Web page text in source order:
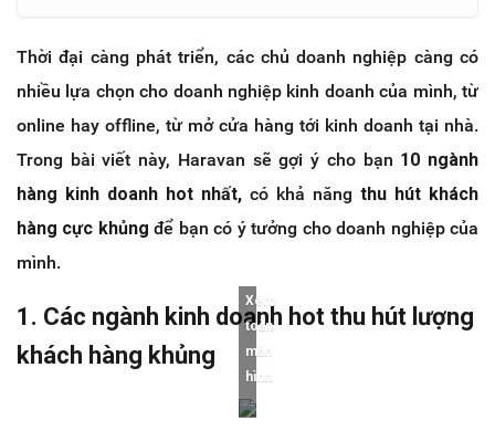
Thời đại càng phát triển, các chủ doanh nghiệp càng có
nhiều lựa chọn cho doanh nghiệp kinh doanh của mình, từ
online hay offline, từ mở cửa hàng tới kinh doanh tại nhà.
Trong bài viết này, Haravan sẽ gợi ý cho bạn 10 ngành
hàng kinh doanh hot nhất, có khả năng thu hút khách
hàng cực khủngđể bạn có ý tưởng cho doanh nghiệp của
mình.
1. Các ngành kinh doanh hot thu hút lượng
khách hàng khủng
Xem
toàn
màn
hình